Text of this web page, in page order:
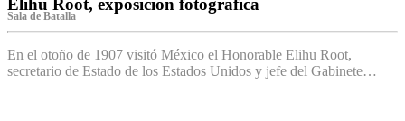
Elihu Root, exposición fotográfica
Sala de Batalla
En el otoño de 1907 visitó México el Honorable Elihu Root,
secretario de Estado de los Estados Unidos y jefe del Gabinete…